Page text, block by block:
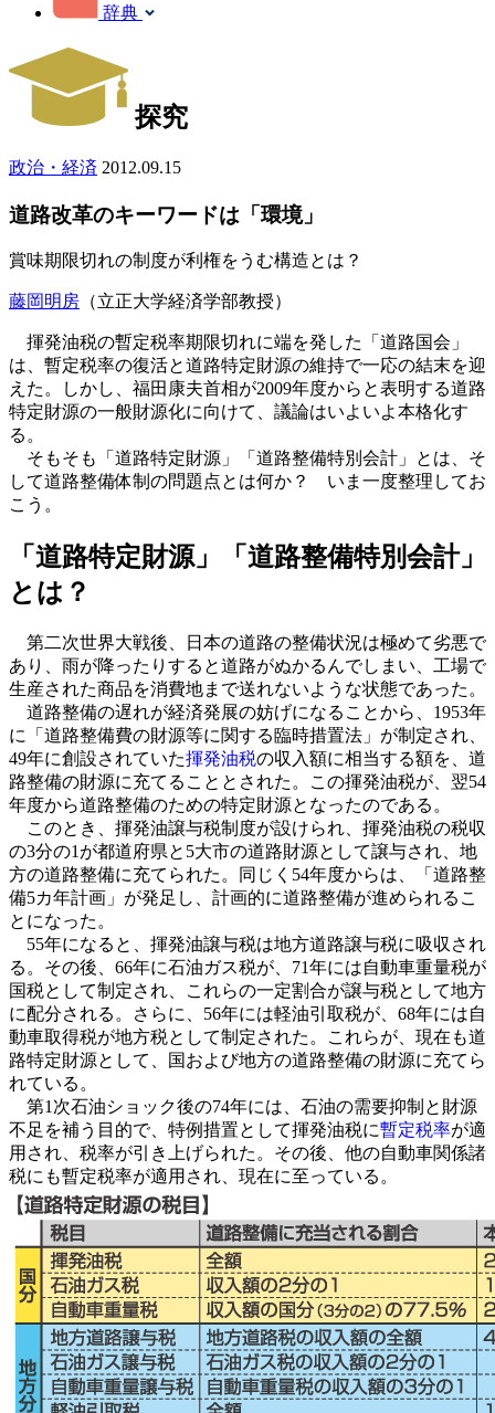
辞典
探究
政治・経済 2012.09.15
道路改革のキーワードは「環境」
賞味期限切れの制度が利権をうむ構造とは？
藤岡明房 （立正大学経済学部教授）
揮発油税の暫定税率期限切れに端を発した「道路国会」
は、暫定税率の復活と道路特定財源の維持で一応の結末を迎
えた。しかし、福田康夫首相が2009年度からと表明する道路
特定財源の一般財源化に向けて、議論はいよいよ本格化す
る。
そもそも「道路特定財源」「道路整備特別会計」とは、そ
して道路整備体制の問題点とは何か？ いま一度整理してお
こう。
「道路特定財源」「道路整備特別会計」
とは？
第二次世界大戦後、日本の道路の整備状況は極めて劣悪で
あり、雨が降ったりすると道路がぬかるんでしまい、工場で
生産された商品を消費地まで送れないような状態であった。
道路整備の遅れが経済発展の妨げになることから、1953年
に「道路整備費の財源等に関する臨時措置法」が制定され、
49年に創設されていた揮発油税の収入額に相当する額を、道
路整備の財源に充てることとされた。この揮発油税が、翌54
年度から道路整備のための特定財源となったのである。
このとき、揮発油譲与税制度が設けられ、揮発油税の税収
の3分の1が都道府県と5大市の道路財源として譲与され、地
方の道路整備に充てられた。同じく54年度からは、「道路整
備5カ年計画」が発足し、計画的に道路整備が進められるこ
とになった。
55年になると、揮発油譲与税は地方道路譲与税に吸収され
る。その後、66年に石油ガス税が、71年には自動車重量税が
国税として制定され、これらの一定割合が譲与税として地方
に配分される。さらに、56年には軽油引取税が、68年には自
動車取得税が地方税として制定された。これらが、現在も道
路特定財源として、国および地方の道路整備の財源に充てら
れている。
第1次石油ショック後の74年には、石油の需要抑制と財源
不足を補う目的で、特例措置として揮発油税に暫定税率が適
用され、税率が引き上げられた。その後、他の自動車関係諸
税にも暫定税率が適用され、現在に至っている。